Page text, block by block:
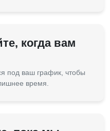
когда вам
под ваш график, чтобы
время.